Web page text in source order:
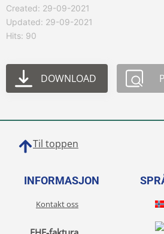
Created: 29-09-2021
Updated: 29-09-2021
Hits: 90
DOWNLOAD
Til toppen
INFORMASJON
Kontakt oss